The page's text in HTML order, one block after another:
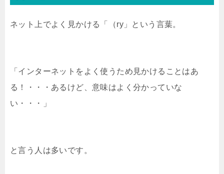
ネット上でよく見かける「（ry」という言葉。
「インターネットをよく使うため見かけることはあ
る！・・・あるけど、意味はよく分かっていな
い・・・」
と言う人は多いです。